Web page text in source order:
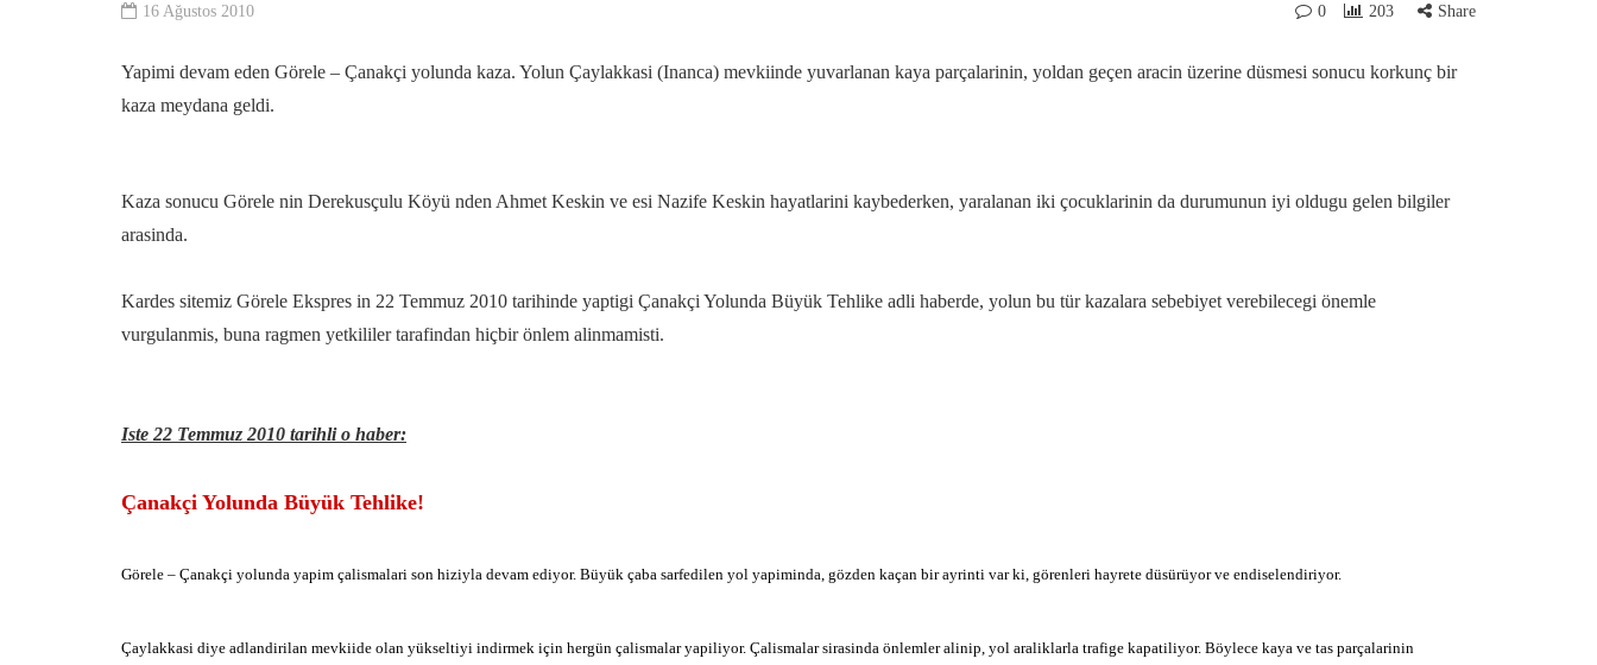
16 Ağustos 2010 0 203 Share
Yapimi devam eden Görele – Çanakçi yolunda kaza. Yolun Çaylakkasi (Inanca) mevkiinde yuvarlanan kaya parçalarinin, yoldan geçen aracin üzerine düsmesi sonucu korkunç bir
kaza meydana geldi.
Kaza sonucu Görele nin Derekusçulu Köyü nden Ahmet Keskin ve esi Nazife Keskin hayatlarini kaybederken, yaralanan iki çocuklarinin da durumunun iyi oldugu gelen bilgiler
arasinda.
Kardes sitemiz Görele Ekspres in 22 Temmuz 2010 tarihinde yaptigi Çanakçi Yolunda Büyük Tehlike adli haberde, yolun bu tür kazalara sebebiyet verebilecegi önemle
vurgulanmis, buna ragmen yetkililer tarafindan hiçbir önlem alinmamisti.
Iste 22 Temmuz 2010 tarihli o haber:
Çanakçi Yolunda Büyük Tehlike!
Görele – Çanakçi yolunda yapim çalismalari son hiziyla devam ediyor. Büyük çaba sarfedilen yol yapiminda, gözden kaçan bir ayrinti var ki, görenleri hayrete düsürüyor ve endiselendiriyor.
Çaylakkasi diye adlandirilan mevkiide olan yükseltiyi indirmek için hergün çalismalar yapiliyor. Çalismalar sirasinda önlemler alinip, yol araliklarla trafige kapatiliyor. Böylece kaya ve tas parçalarinin